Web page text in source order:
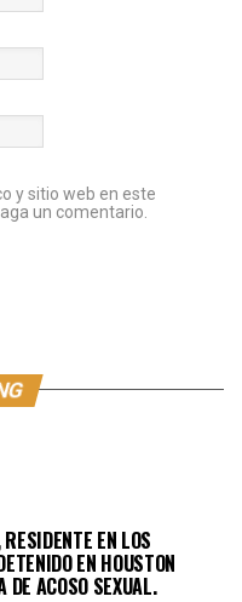
y sitio web en este
un comentario.
EN LOS
EN HOUSTON
DE ACOSO SEXUAL.